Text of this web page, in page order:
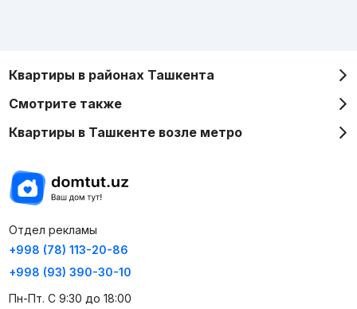
Квартиры в районах Ташкента
Смотрите также
Квартиры в Ташкенте возле метро
Отдел рекламы
+998 (78) 113-20-86
+998 (93) 390-30-10
Пн-Пт. С 9:30 до 18:00